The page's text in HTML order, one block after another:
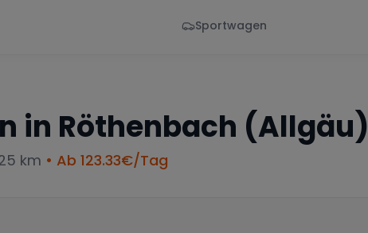
Sportwagen
in Röthenbach (Allgäu)
km • Ab 123.33€/Tag